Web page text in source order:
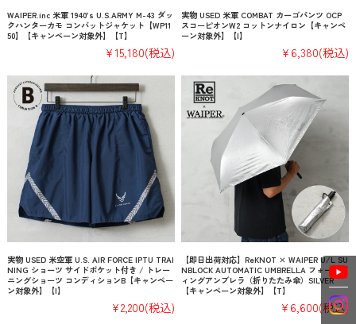
WAIPER.inc 米軍 1940’s U.S.ARMY M-43 ダッ
クハンターカモ コンバットジャケット【WP11
50】【キャンペーン対象外】【T】
¥15,180(税込)
実物 USED 米軍 COMBAT カーゴパンツ OCP
スコーピオンW2 コットンナイロン【キャンペ
ーン対象外】【I】
¥6,380(税込)
実物 USED 米空軍 U.S. AIR FORCE IPTU TRAI
NING ショーツ サイドポケット付き / トレー
ニングショーツ コンディションB【キャンペー
ン対象外】【I】
¥2,200(税込)
【即日出荷対応】ReKNOT × WAIPER U/L SU
NBLOCK AUTOMATIC UMBRELLA フォールデ
ィングアンブレラ（折りたたみ傘）SILVER
【キャンペーン対象外】【T】
¥6,600(税込)